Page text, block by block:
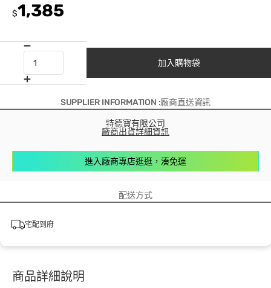
$1,385
加入購物袋
SUPPLIER INFORMATION :廠商直送資訊
特德寶有限公司
廠商出貨詳細資訊
進入廠商專店逛逛，湊免運
配送方式
宅配到府
商品詳細說明